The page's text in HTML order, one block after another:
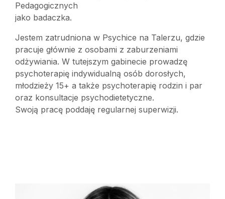
Pedagogicznych
jako badaczka.
Jestem zatrudniona w Psychice na Talerzu, gdzie
pracuje głównie z osobami z zaburzeniami
odżywiania. W tutejszym gabinecie prowadzę
psychoterapię indywidualną osób dorosłych,
młodzieży 15+ a także psychoterapię rodzin i par
oraz konsultacje psychodietetyczne.
Swoją pracę poddaję regularnej superwizji.